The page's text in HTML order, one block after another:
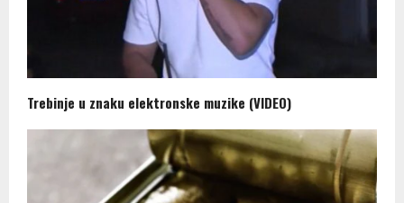
Trebinje u znaku elektronske muzike (VIDEO)